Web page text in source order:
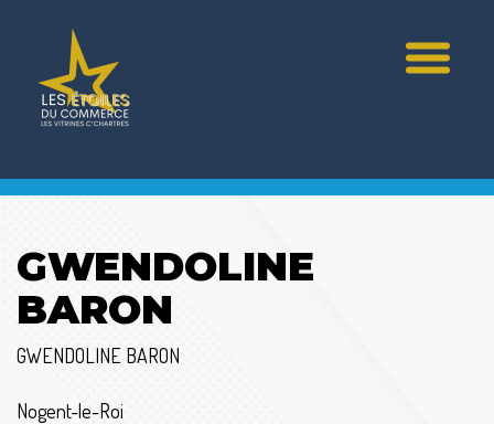
GWENDOLINE
BARON
GWENDOLINE BARON
Nogent-le-Roi